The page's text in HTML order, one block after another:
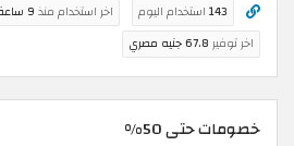
143 استخدام اليوم اخر استخدام منذ 9 ساعة
اخر توفير 67.8 جنيه مصري
خصومات حتى 50%